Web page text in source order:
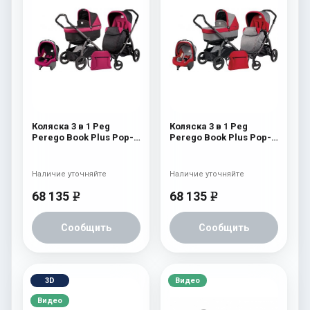
Коляска 3 в 1 Peg
Perego Book Plus Pop-
Pop-Up Completo) Fleur
68 135 e
Сообщить
Наличие уточняйте
Коляска 3 в 1 Peg
Perego Book Plus Pop-
Pop-Up Completo) Tulip
68 135 e
Сообщить
Наличие уточняйте
3D
Видео
Видео